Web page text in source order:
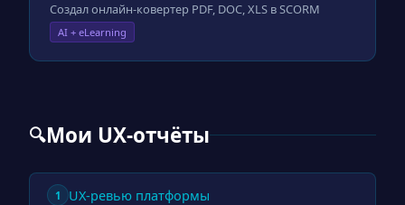
Создал онлайн-ковертер PDF, DOC, XLS в SCORM
AI + eLearning
🔍Мои UX-отчёты
1 UX-ревью платформы